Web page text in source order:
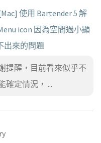
使用 Bartender 5 解
icon 因為空間過小顯
出來的問題
提醒，目前看來似乎不
確定情況， ...